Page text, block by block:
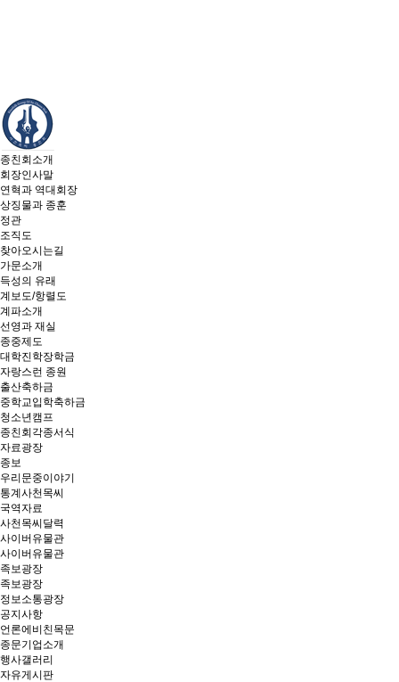
종친회소개
회장인사말
연혁과 역대회장
상징물과 종훈
정관
조직도
찾아오시는길
가문소개
득성의 유래
계보도/항렬도
계파소개
선영과 재실
종중제도
대학진학장학금
자랑스런 종원
출산축하금
중학교입학축하금
청소년캠프
종친회각종서식
자료광장
종보
우리문중이야기
통계사천목씨
국역자료
사천목씨달력
사이버유물관
사이버유물관
족보광장
족보광장
정보소통광장
공지사항
언론에비친목문
종문기업소개
행사갤러리
자유게시판